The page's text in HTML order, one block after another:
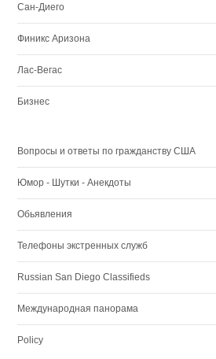
Сан-Диего
Финикс Аризона
Лас-Вегас
Бизнес
Вопросы и ответы по гражданству США
Юмор - Шутки - Анекдоты
Обьявления
Телефоны экстренных служб
Russian San Diego Classifieds
Международная панорама
Policy